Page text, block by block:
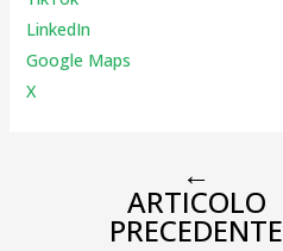
LinkedIn
Google Maps
X
←
ARTICOLO
PRECEDENTE